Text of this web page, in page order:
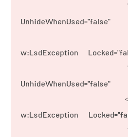
<w:LsdException
<w:LsdException